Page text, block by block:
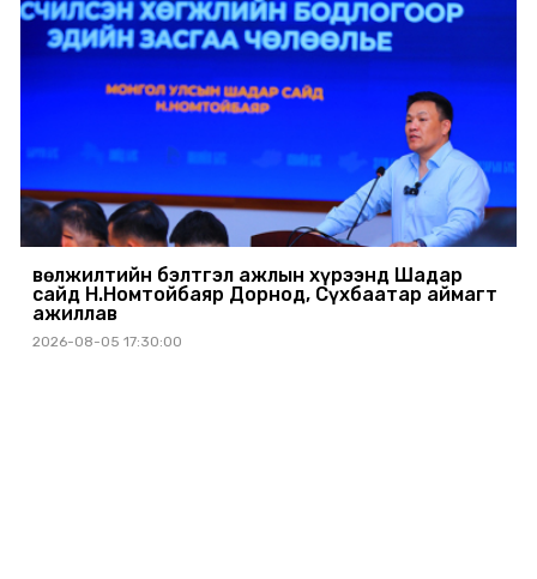
Өвөлжилтийн бэлтгэл ажлын хүрээнд Шадар
сайд Н.Номтойбаяр Дорнод, Сүхбаатар аймагт
ажиллав
2026-08-05 17:30:00